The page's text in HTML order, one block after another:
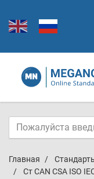
Главная
Ст CAN CSA ISO